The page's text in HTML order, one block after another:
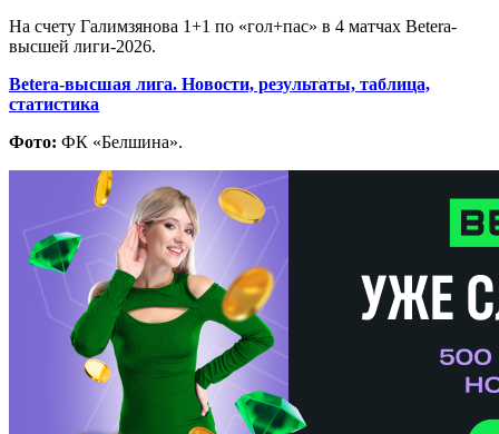
На счету Галимзянова 1+1 по «гол+пас» в 4 матчах Betera-
высшей лиги-2026.
Betera-высшая лига. Новости, результаты, таблица,
статистика
Фото: ФК «Белшина».